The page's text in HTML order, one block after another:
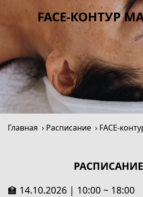
FACE-КОНТУР
Главная Расписание FACE-
РАСПИСАНИЕ
🏫 14.10.2026 | 10:00 ~ 18:00